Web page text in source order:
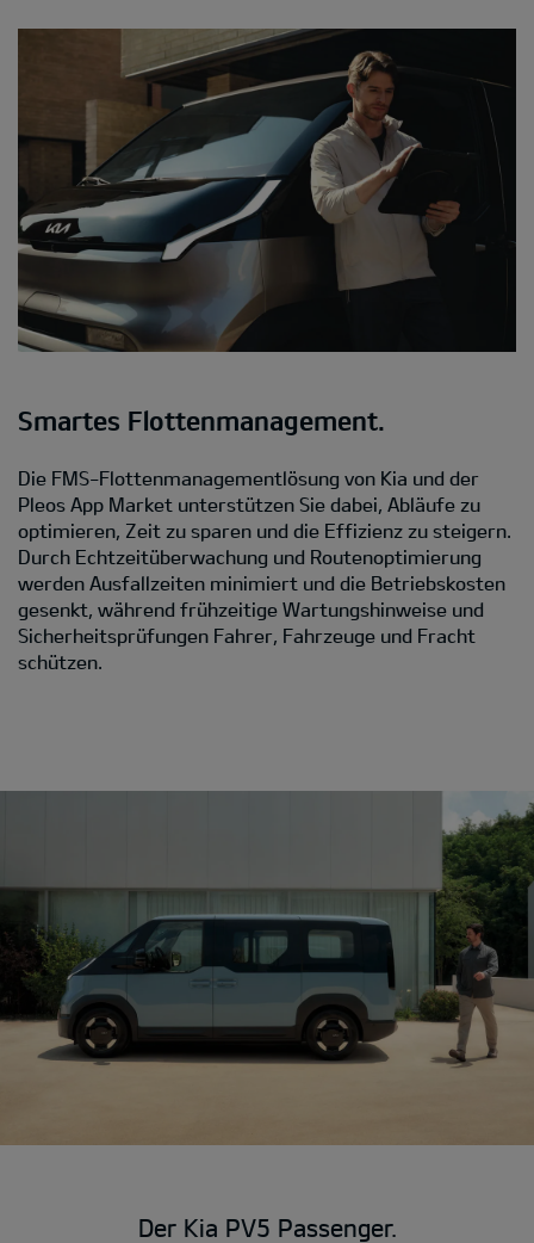
Smartes Flottenmanagement.
Die FMS-Flottenmanagementlösung von Kia und der
Pleos App Market unterstützen Sie dabei, Abläufe zu
optimieren, Zeit zu sparen und die Effizienz zu steigern.
Durch Echtzeitüberwachung und Routenoptimierung
werden Ausfallzeiten minimiert und die Betriebskosten
gesenkt, während frühzeitige Wartungshinweise und
Sicherheitsprüfungen Fahrer, Fahrzeuge und Fracht
schützen.
Der Kia PV5 Passenger.